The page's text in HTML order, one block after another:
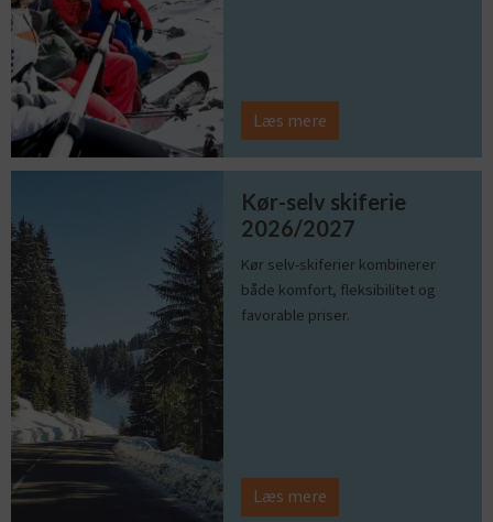
Læs mere
Kør-selv skiferie
2026/2027
Kør selv-skiferier kombinerer
både komfort, fleksibilitet og
favorable priser.
Læs mere